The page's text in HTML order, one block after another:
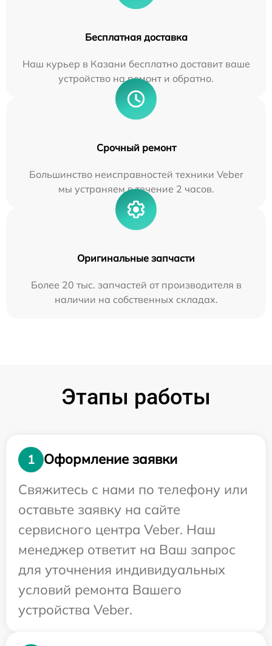
Бесплатная доставка
Наш курьер в Казани бесплатно доставит ваше
устройство на ремонт и обратно.
Срочный ремонт
Большинство неисправностей техники Veber
мы устраняем в течение 2 часов.
Оригинальные запчасти
Более 20 тыс. запчастей от производителя в
наличии на собственных складах.
Этапы работы
1
Оформление заявки
Свяжитесь с нами по телефону или
оставьте заявку на сайте
сервисного центра Veber. Наш
менеджер ответит на Ваш запрос
для уточнения индивидуальных
условий ремонта Вашего
устройства Veber.